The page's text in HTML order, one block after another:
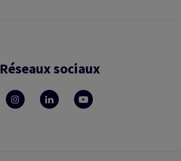
Réseaux sociaux